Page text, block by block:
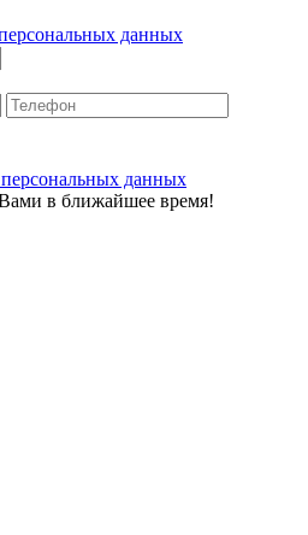
данных
персональных данных
в ближайшее время!